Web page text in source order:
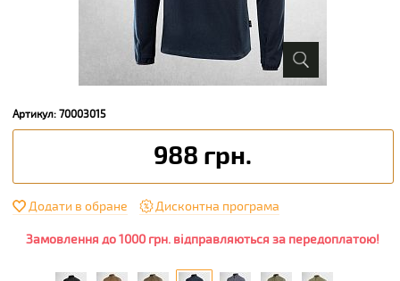
Артикул: 70003015
988 грн.
Додати в обране Дисконтна програма
Замовлення до 1000 грн. відправляються за передоплатою!